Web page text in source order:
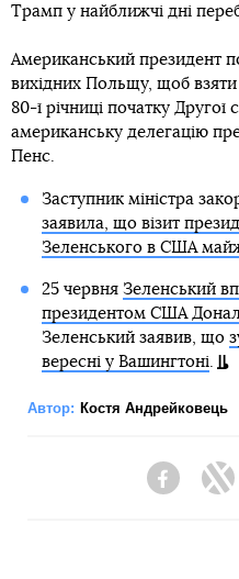
Трамп у найближчі дні
Американський президент
вихідних Польщу, щоб взяти
80-ї річниці початку Другої
американську делегацію
Пенс.
Заступник міністра
заявила, що візит
Зеленського в США
25 червня Зеленський
президентом США
Зеленський заявив, що
вересні у Вашингтоні
Автор: Костя Андрейковець
Facebook